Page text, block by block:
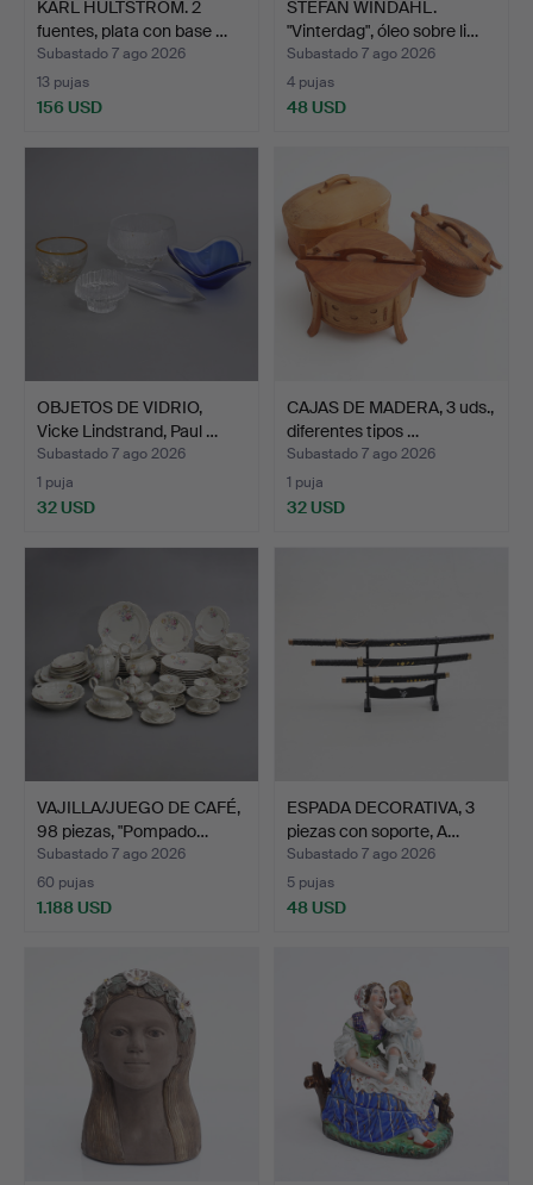
KARL HULTSTRÖM. 2
fuentes, plata con base …
Subastado 7 ago 2026
13 pujas
156 USD
STEFAN WINDAHL.
"Vinterdag", óleo sobre li…
Subastado 7 ago 2026
4 pujas
48 USD
OBJETOS DE VIDRIO,
Vicke Lindstrand, Paul …
Subastado 7 ago 2026
1 puja
32 USD
CAJAS DE MADERA, 3 uds.,
diferentes tipos …
Subastado 7 ago 2026
1 puja
32 USD
VAJILLA/JUEGO DE CAFÉ,
98 piezas, "Pompado…
Subastado 7 ago 2026
60 pujas
1.188 USD
ESPADA DECORATIVA, 3
piezas con soporte, A…
Subastado 7 ago 2026
5 pujas
48 USD